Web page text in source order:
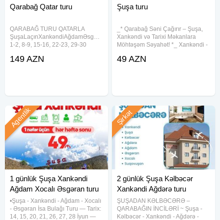
Qarabağ Qatar turu
QARABAĞ TURU QATARLA
Şuşa︎Laçın︎Xankəndi︎Ağdam︎Əsgəran
1-2, 8-9, 15-16, 22-23, 29-30
- İnncity otel 149 azn - Cahan otel
149 AZN
Şuşa turu
_* Qarabağ Səni Çağırır – Şuşa,
Xankəndi və Tarixi Məkanlara
Möhtəşəm Səyahət! *_ Xankəndi -
turu Tarix : 1, 2, 4, 5, 6, 8, 9, 11, 12,
49 AZN
1 günlük Şuşa Xankəndi
Ağdam Xocalı Əsgəran turu
•Şuşa - Xankəndi - Ağdam - Xocalı
- Əsgəran İsa Bulağı Turu — Tarix:
14, 15, 20, 21, 26, 27, 28 İyun —
Agentlik
2 günlük Şuşa Kəlbəcər
Xankəndi Ağdərə turu
ŞUŞADAN KƏLBƏCƏRƏ –
QARABAĞIN İNCİLƏRİ ~ Şuşa -
Kəlbəcər - Xankəndi - Ağdərə -
Şirkət